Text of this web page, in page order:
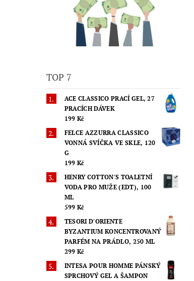
TOP 7
ACE CLASSICO PRACÍ GEL, 27
PRACÍCH DÁVEK
199 Kč
FELCE AZZURRA CLASSICO
VONNÁ SVÍČKA VE SKLE, 120
G
199 Kč
HENRY COTTON'S TOALETNÍ
VODA PRO MUŽE (EDT), 100
ML
599 Kč
TESORI D'ORIENTE
BYZANTIUM KONCENTROVANÝ
PARFÉM NA PRÁDLO, 250 ML
299 Kč
INTESA POUR HOMME PÁNSKÝ
SPRCHOVÝ GEL A ŠAMPON